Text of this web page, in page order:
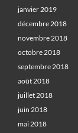
janvier 2019
décembre 2018
novembre 2018
octobre 2018
septembre 2018
août 2018
juillet 2018
juin 2018
mai 2018